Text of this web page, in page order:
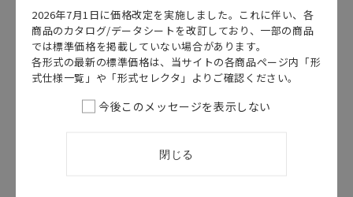
2026/08/03 更新 2023/10/02
2026年7月1日に価格改定を実施しました。これに伴い、各
商品のカタログ/データシートを改訂しており、一部の商品
では標準価格を掲載していない場合があります。
各形式の最新の標準価格は、当サイトの各商品ページ内「形
式仕様一覧」や「形式セレクタ」よりご確認ください。
今後このメッセージを表示しない
閉じる